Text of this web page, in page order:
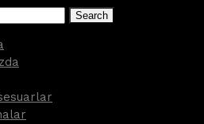
Search